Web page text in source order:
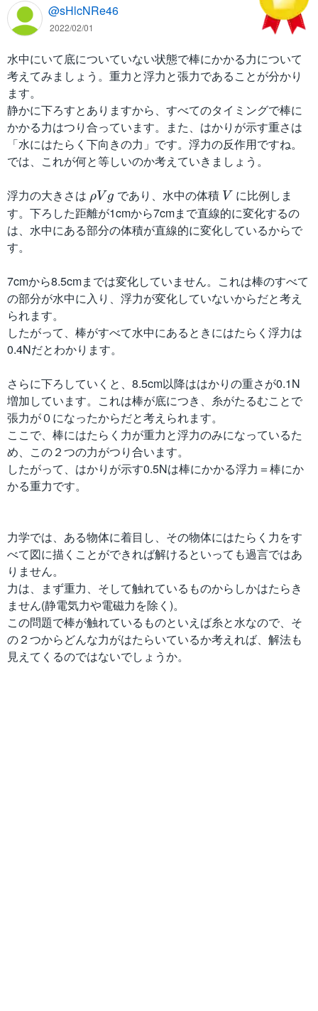
@sHlcNRe46
2022/02/01
水中にいて底についていない状態で棒にかかる力について
考えてみましょう。重力と浮力と張力であることが分かり
ます。
静かに下ろすとありますから、すべてのタイミングで棒に
かかる力はつり合っています。また、はかりが示す重さは
「水にはたらく下向きの力」です。浮力の反作用ですね。
では、これが何と等しいのか考えていきましょう。
浮力の大きさは {
\
r
}
V
g
ρV g であり、水中の体積 V
V に比例しま
す。下ろした距離が1cmから7cmまで直線的に変化するの
は、水中にある部分の体積が直線的に変化しているからで
す。
7cmから8.5cmまでは変化していません。これは棒のすべて
の部分が水中に入り、浮力が変化していないからだと考え
られます。
したがって、棒がすべて水中にあるときにはたらく浮力は
0.4Nだとわかります。
さらに下ろしていくと、8.5cm以降ははかりの重さが0.1N
増加しています。これは棒が底につき、糸がたるむことで
張力が０になったからだと考えられます。
ここで、棒にはたらく力が重力と浮力のみになっているた
め、この２つの力がつり合います。
したがって、はかりが示す0.5Nは棒にかかる浮力＝棒にか
かる重力です。
力学では、ある物体に着目し、その物体にはたらく力をす
べて図に描くことができれば解けるといっても過言ではあ
りません。
力は、まず重力、そして触れているものからしかはたらき
ません(静電気力や電磁力を除く)。
この問題で棒が触れているものといえば糸と水なので、そ
の２つからどんな力がはたらいているか考えれば、解法も
見えてくるのではないでしょうか。